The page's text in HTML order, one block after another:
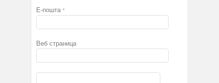
Е-пошта *
Веб страница